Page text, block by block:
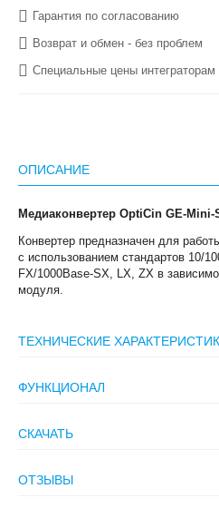
Гарантия по согласованию
Возврат и обмен - без проблем
Специальные цены интеграторам
ОПИСАНИЕ
Медиаконвертер OptiCin GE-Mini-
Конвертер предназначен для
с использованием стандартов 10/
FX/1000Base-SX, LX, ZX в
модуля.
ТЕХНИЧЕСКИЕ
ФУНКЦИОНАЛ
СКАЧАТЬ
ОТЗЫВЫ